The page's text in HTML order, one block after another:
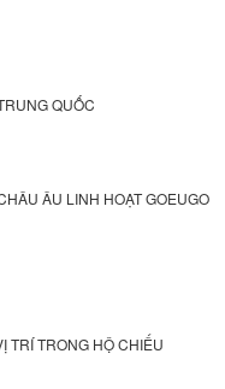
QUỐC
ÂU LINH HOẠT GOEUGO
TRÍ TRONG HỘ CHIẾU